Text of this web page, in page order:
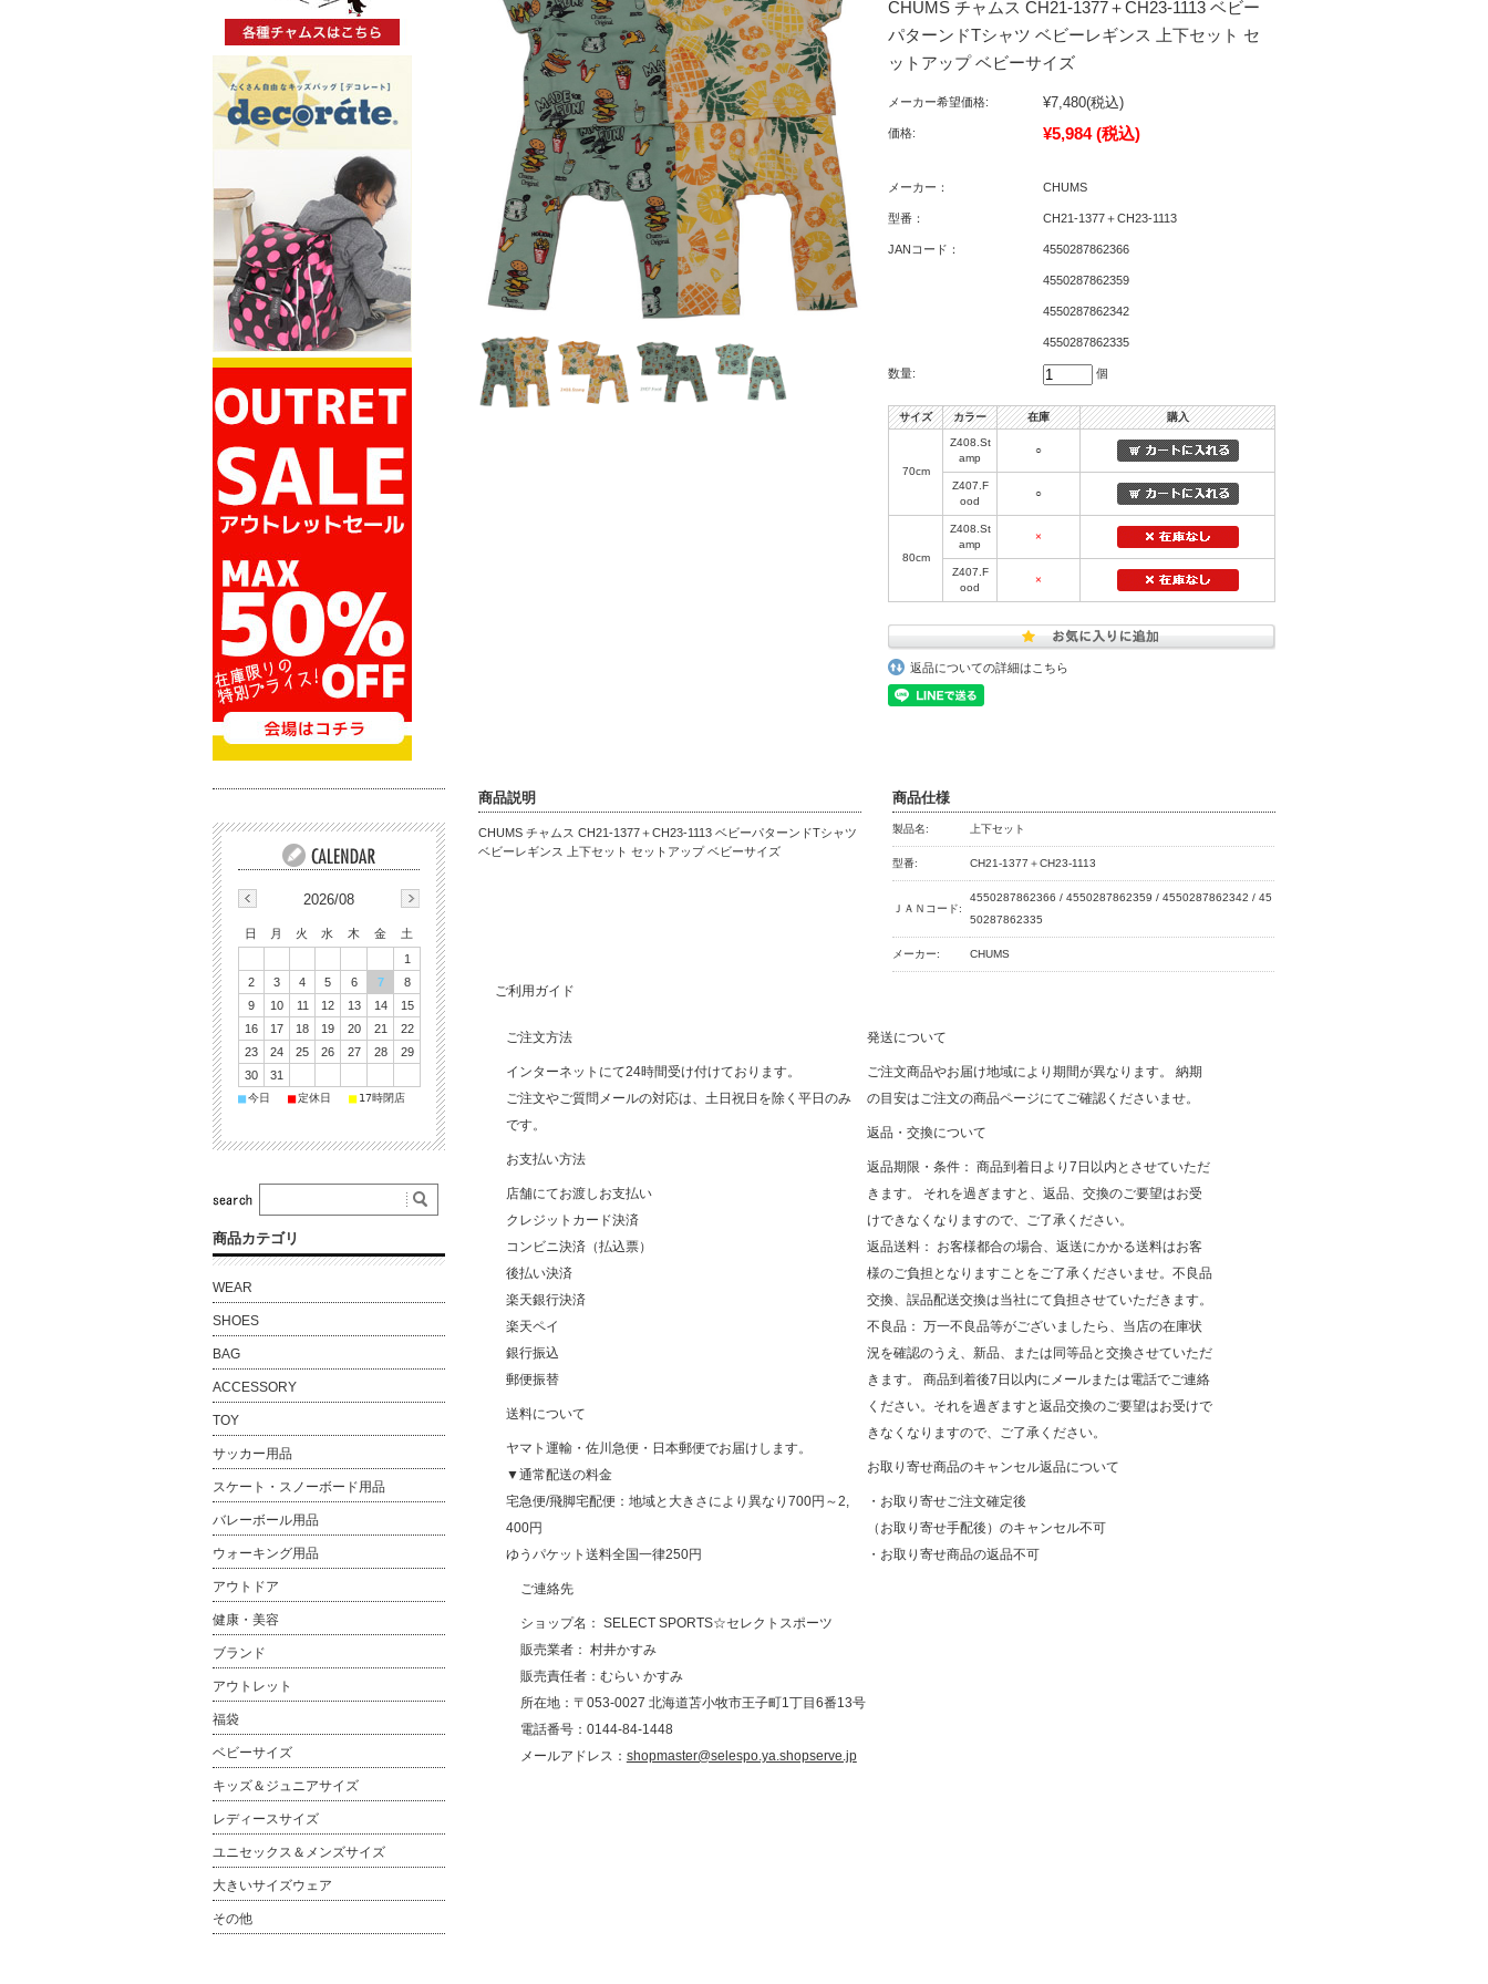
CHUMS チャムス CH21-1377＋CH23-1113 ベビー
パターンドTシャツ ベビーレギンス 上下セット セ
ットアップ ベビーサイズ
メーカー希望価格: ¥7,480(税込)
価格: ¥5,984 (税込)
メーカー： CHUMS
型番： CH21-1377＋CH23-1113
JANコード： 4550287862366
4550287862359
4550287862342
4550287862335
数量: 個
サイズ カラー 在庫 購入
70cm
Z408.St
amp
○
Z407.F
ood
○
80cm
Z408.St
amp
×
Z407.F
ood
×
返品についての詳細はこちら
商品説明
CHUMS チャムス CH21-1377＋CH23-1113 ベビーパターンドTシャツ
ベビーレギンス 上下セット セットアップ ベビーサイズ
商品仕様
製品名: 上下セット
型番: CH21-1377＋CH23-1113
ＪＡＮコード:
4550287862366 / 4550287862359 / 4550287862342 / 45
50287862335
メーカー: CHUMS
ご利用ガイド
ご注文方法
インターネットにて24時間受け付けております。
ご注文やご質問メールの対応は、土日祝日を除く平日のみ
です。
お支払い方法
店舗にてお渡しお支払い
クレジットカード決済
コンビニ決済（払込票）
後払い決済
楽天銀行決済
楽天ペイ
銀行振込
郵便振替
送料について
ヤマト運輸・佐川急便・日本郵便でお届けします。
▼通常配送の料金
宅急便/飛脚宅配便：地域と大きさにより異なり700円～2,
400円
ゆうパケット送料全国一律250円
発送について
ご注文商品やお届け地域により期間が異なります。 納期
の目安はご注文の商品ページにてご確認くださいませ。
返品・交換について
返品期限・条件： 商品到着日より7日以内とさせていただ
きます。 それを過ぎますと、返品、交換のご要望はお受
けできなくなりますので、ご了承ください。
返品送料： お客様都合の場合、返送にかかる送料はお客
様のご負担となりますことをご了承くださいませ。不良品
交換、誤品配送交換は当社にて負担させていただきます。
不良品： 万一不良品等がございましたら、当店の在庫状
況を確認のうえ、新品、または同等品と交換させていただ
きます。 商品到着後7日以内にメールまたは電話でご連絡
ください。それを過ぎますと返品交換のご要望はお受けで
きなくなりますので、ご了承ください。
お取り寄せ商品のキャンセル返品について
・お取り寄せご注文確定後
（お取り寄せ手配後）のキャンセル不可
・お取り寄せ商品の返品不可
ご連絡先
ショップ名： SELECT SPORTS☆セレクトスポーツ
販売業者： 村井かすみ
販売責任者：むらい かすみ
所在地：〒053-0027 北海道苫小牧市王子町1丁目6番13号
電話番号：0144-84-1448
メールアドレス： shopmaster@selespo.ya.shopserve.jp
2026/08
日 月 火 水 木 金
土
1
2
3 4 5 6 7
8
9
10 11 12 13 14
15
16
17 18 19 20 21
22
23
24 25 26 27 28
29
30
31
■今日 ■定休日 ■ 17時閉店
商品カテゴリ
WEAR
SHOES
BAG
ACCESSORY
TOY
サッカー用品
スケート・スノーボード用品
バレーボール用品
ウォーキング用品
アウトドア
健康・美容
ブランド
アウトレット
福袋
ベビーサイズ
キッズ＆ジュニアサイズ
レディースサイズ
ユニセックス＆メンズサイズ
大きいサイズウェア
その他